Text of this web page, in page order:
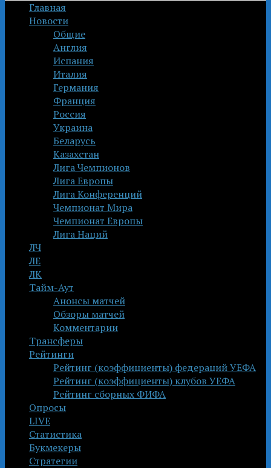
Главная
Новости
Общие
Англия
Испания
Италия
Германия
Франция
Россия
Украина
Беларусь
Казахстан
Лига Чемпионов
Лига Европы
Лига Конференций
Чемпионат Мира
Чемпионат Европы
Лига Наций
ЛЧ
ЛЕ
ЛК
Тайм-Аут
Анонсы матчей
Обзоры матчей
Комментарии
Трансферы
Рейтинги
Рейтинг (коэффициенты) федераций УЕФА
Рейтинг (коэффициенты) клубов УЕФА
Рейтинг сборных ФИФА
Опросы
LIVE
Статистика
Букмекеры
Стратегии